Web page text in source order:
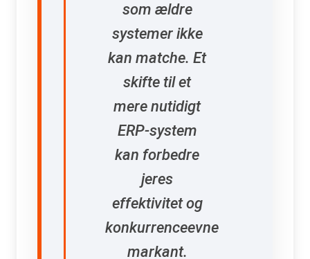
som ældre
systemer ikke
kan matche. Et
skifte til et
mere nutidigt
ERP-system
kan forbedre
jeres
effektivitet og
konkurrenceevne
markant.